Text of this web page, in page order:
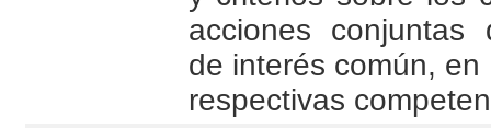
acciones conjuntas
de interés común,
respectivas